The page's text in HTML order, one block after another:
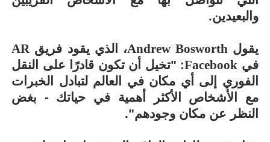
والبعيدين.
يقول Andrew Bosworth، الذي يقود فريق AR
في Facebook: "تخيل أن تكون قادرًا على النقل
الفوري إلى أي مكان في العالم لتبادل الخبرات
مع الأشخاص الأكثر أهمية في حياتك - بغض
النظر عن مكان وجودهم".